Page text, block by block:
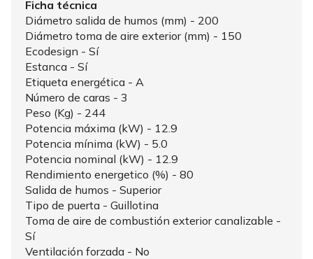
Ficha técnica
Diámetro salida de humos (mm) - 200
Diámetro toma de aire exterior (mm) - 150
Ecodesign - Sí
Estanca - Sí
Etiqueta energética - A
Número de caras - 3
Peso (Kg) - 244
Potencia máxima (kW) - 12.9
Potencia mínima (kW) - 5.0
Potencia nominal (kW) - 12.9
Rendimiento energetico (%) - 80
Salida de humos - Superior
Tipo de puerta - Guillotina
Toma de aire de combustión exterior canalizable -
Sí
Ventilación forzada - No